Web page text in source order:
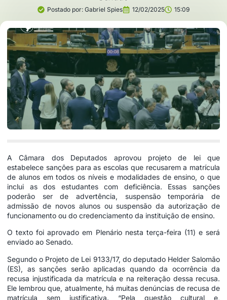
Postado por: Gabriel Spies 12/02/2025 15:09
A Câmara dos Deputados aprovou projeto de lei que
estabelece sanções para as escolas que recusarem a matrícula
de alunos em todos os níveis e modalidades de ensino, o que
inclui as dos estudantes com deficiência. Essas sanções
poderão ser de advertência, suspensão temporária de
admissão de novos alunos ou suspensão da autorização de
funcionamento ou do credenciamento da instituição de ensino.
O texto foi aprovado em Plenário nesta terça-feira (11) e será
enviado ao Senado.
Segundo o Projeto de Lei 9133/17, do deputado Helder Salomão
(ES), as sanções serão aplicadas quando da ocorrência da
recusa injustificada da matrícula e na reiteração dessa recusa.
Ele lembrou que, atualmente, há muitas denúncias de recusa de
matrícula sem justificativa. “Pela questão cultural e,